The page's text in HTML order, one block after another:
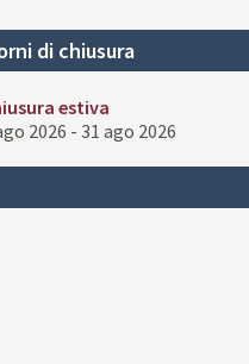
di chiusura
estiva
2026 - 31 ago 2026